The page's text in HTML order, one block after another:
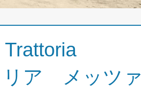
リア メッツァ